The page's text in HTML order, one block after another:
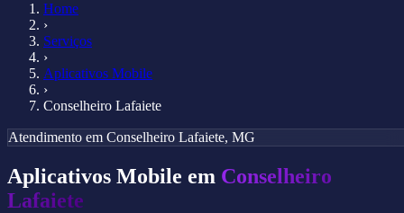
Home
›
Serviços
›
Aplicativos Mobile
›
Conselheiro Lafaiete
Atendimento em Conselheiro Lafaiete, MG
Aplicativos Mobile em Conselheiro
Lafaiete